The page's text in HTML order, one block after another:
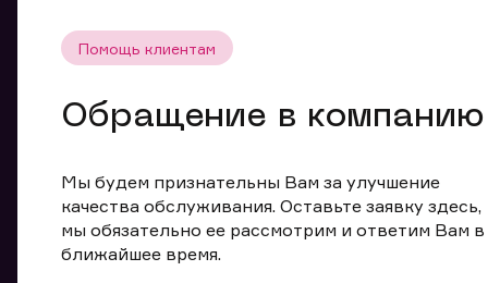
Помощь клиентам
Обращение в компанию
Мы будем признательны Вам за улучшение
качества обслуживания. Оставьте заявку здесь,
мы обязательно ее рассмотрим и ответим Вам в
ближайшее время.